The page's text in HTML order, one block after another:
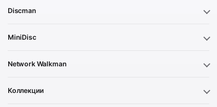
Discman
MiniDisc
Network Walkman
Коллекции